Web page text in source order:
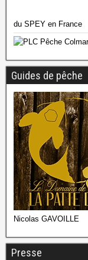
du SPEY en France
Guides de pêche
Nicolas GAVOILLE
Presse